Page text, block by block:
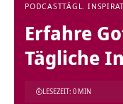
PODCASTTÄGL.
Erfahre
Tägliche
LESEZEIT: 0 MIN